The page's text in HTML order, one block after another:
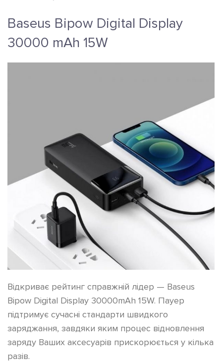
Baseus Bipow Digital Display
30000 mAh 15W
Відкриває рейтинг справжній лідер — Baseus
Bipow Digital Display 30000mAh 15W. Пауер
підтримує сучасні стандарти швидкого
заряджання, завдяки яким процес відновлення
заряду Ваших аксесуарів прискорюється у кілька
разів.